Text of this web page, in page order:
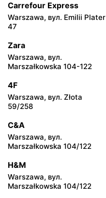
Lewiatan
Warszawa al. Stanów
Lewiatan
Warszawa, вул. Bolesława
Lewiatan
Warszawa, вул. Sonaty 5
Lewiatan
Petöfiego 3
Lewiatan
Carrefour Express
Warszawa, вул. Emilii Plater
47
Zara
Warszawa, вул.
Marszałkowska 104-122
4F
Warszawa, вул. Złota
59/258
C&A
Warszawa, вул.
Marszałkowska 104/122
H&M
Warszawa, вул.
Marszałkowska 104/122